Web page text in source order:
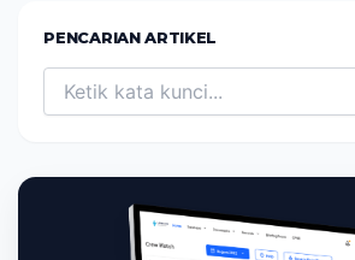
PENCARIAN ARTIKEL